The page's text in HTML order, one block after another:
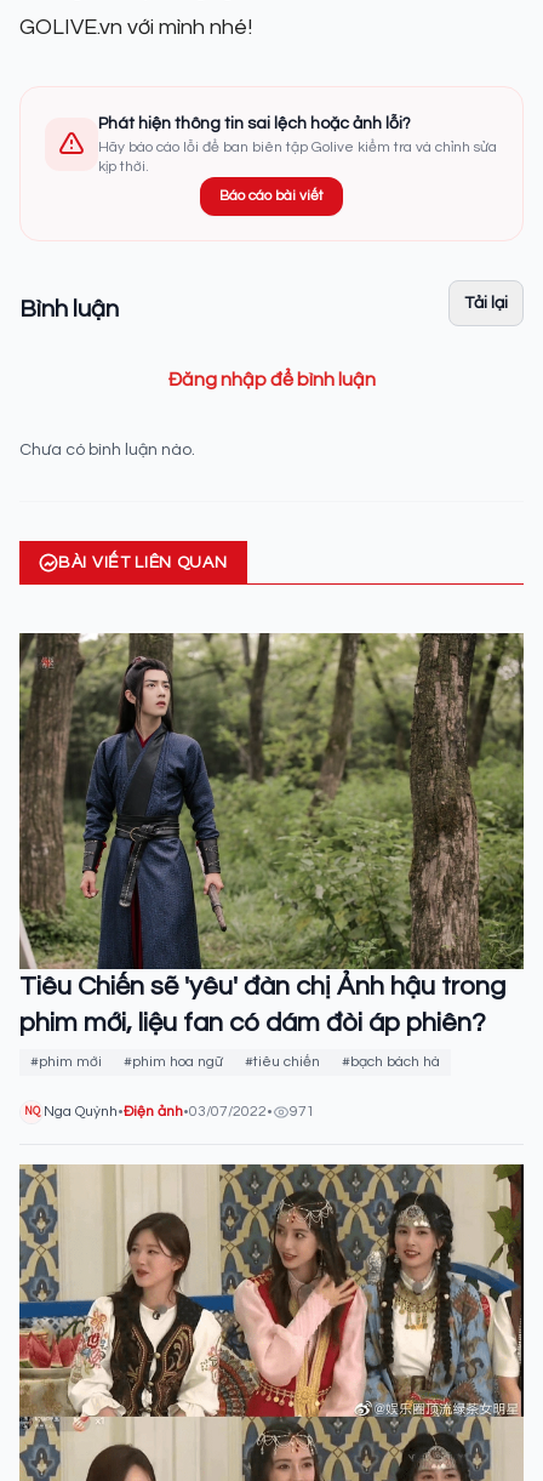
GOLIVE.vn với mình nhé!
Phát hiện thông tin sai lệch hoặc ảnh lỗi?
Hãy báo cáo lỗi để ban biên tập Golive kiểm tra và chỉnh sửa
kịp thời.
Báo cáo bài viết
Bình luận Tải lại
Đăng nhập để bình luận
Chưa có bình luận nào.
BÀI VIẾT LIÊN QUAN
Tiêu Chiến sẽ 'yêu' đàn chị Ảnh hậu trong
phim mới, liệu fan có dám đòi áp phiên?
#phim mới #phim hoa ngữ #tiêu chiến #bạch bách hà
NQ Nga Quỳnh•Điện ảnh•03/07/2022• 971